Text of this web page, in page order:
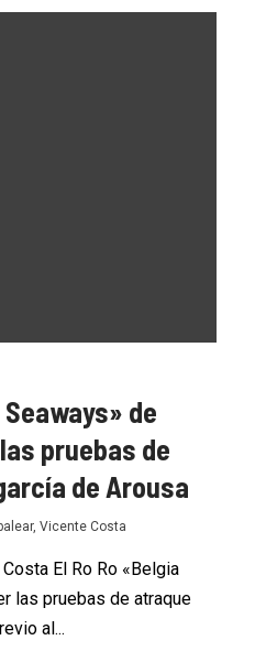
Seaways» de
pruebas de
de Arousa
Vicente Costa
El Ro Ro «Belgia
las pruebas de atraque
al...